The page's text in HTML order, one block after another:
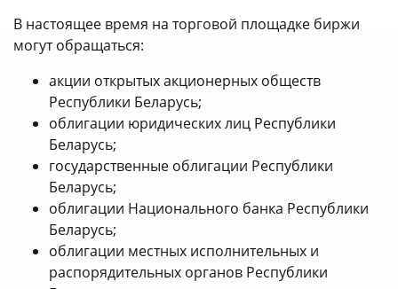
В настоящее время на торговой площадке биржи
могут обращаться:
акции открытых акционерных обществ
Республики Беларусь;
облигации юридических лиц Республики
Беларусь;
государственные облигации Республики
Беларусь;
облигации Национального банка Республики
Беларусь;
облигации местных исполнительных и
распорядительных органов Республики